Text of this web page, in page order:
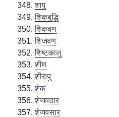
शापु
शिकबुद्धि
शिकवण
शिजवण
शिष्टकालु
शीण
शीरापु
शेक
शेजवठार
शेजवसार